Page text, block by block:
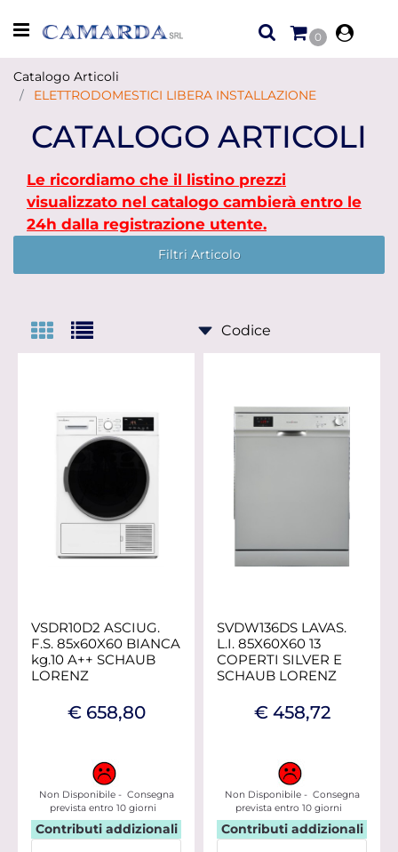
Open menu
0
Catalogo Articoli
ELETTRODOMESTICI LIBERA INSTALLAZIONE
CATALOGO ARTICOLI
Le ricordiamo che il listino prezzi
visualizzato nel catalogo cambierà entro le
24h dalla registrazione utente.
Filtri Articolo
VSDR10D2 ASCIUG.
F.S. 85x60X60 BIANCA
kg.10 A++ SCHAUB
LORENZ
€ 658,80
Non Disponibile - Consegna
prevista entro 10 giorni
Contributi addizionali
SVDW136DS LAVAS.
L.I. 85X60X60 13
COPERTI SILVER E
SCHAUB LORENZ
€ 458,72
Non Disponibile - Consegna
prevista entro 10 giorni
Contributi addizionali